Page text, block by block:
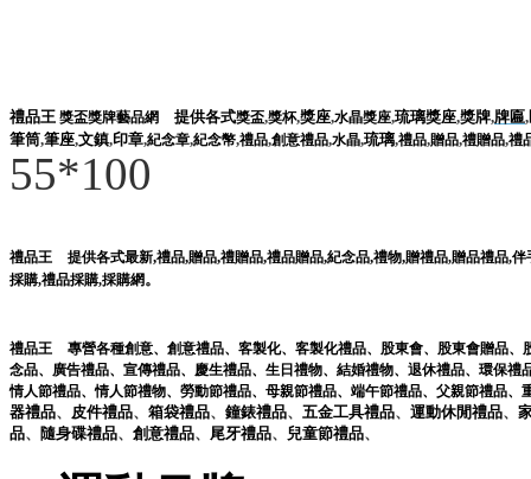
禮品王 獎盃獎牌藝品網 提供各式獎盃,獎杯,獎座,水晶獎座,琉璃獎座,獎牌,牌匾,
筆筒,筆座,文鎮,印章,紀念章,紀念幣,禮品,創意禮品,水晶,琉璃,禮品,贈品,禮贈品,禮
55*100
禮品王 提供各式最新,禮品,贈品,禮贈品,禮品贈品,紀念品,禮物,贈禮品,贈品禮品,伴
採購,禮品採購,採購網。
禮品王 專營各種創意、 創意禮品、 客製化、 客製化禮品、 股東會、 股東會贈品、
念品、 廣告禮品、 宣傳禮品、 慶生禮品、 生日禮物、 結婚禮物、 退休禮品、 環保禮
情人節禮品、情人節禮物、 勞動節禮品、 母親節禮品、 端午節禮品、 父親節禮品、
器禮品、 皮件禮品、 箱袋禮品、 鐘錶禮品、 五金工具禮品、 運動休閒禮品、
品、 隨身碟禮品、 創意禮品、 尾牙禮品、 兒童節禮品、